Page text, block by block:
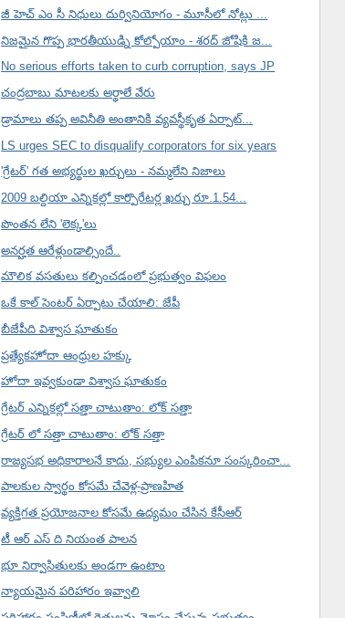
జీ హెచ్ ఎం సీ నిధులు దుర్వినియోగం - మూసీలో నోట్లు ...
నిజమైన గొప్ప భారతీయుడ్ని కోల్పోయాం - శరద్ జోషికి జ...
No serious efforts taken to curb corruption, says JP
చంద్రబాబు మాటలకు అర్థాలే వేరు
డ్రామాలు తప్ప అవినీతి అంతానికి వ్యవస్థీకృత ఏర్పాట్...
LS urges SEC to disqualify corporators for six years
'గ్రేటర్' గత అభ్యర్థుల ఖర్చులు - నమ్మలేని నిజాలు
2009 బల్దియా ఎన్నికల్లో కార్పొరేటర్ల ఖర్చు రూ.1.54...
పొంతన లేని 'లెక్క'లు
అనర్హత ఆరేళ్లుండాల్సిందే..
మౌలిక వసతులు కల్పించడంలో ప్రభుత్వం విఫలం
ఒకే కాల్ సెంటర్ ఏర్పాటు చేయాలి: జేపీ
బీజేపీది విశ్వాస ఘాతుకం
ప్రత్యేకహోదా ఆంధ్రుల హక్కు
హోదా ఇవ్వకుండా విశ్వాస ఘాతుకం
గ్రేటర్ ఎన్నికల్లో సత్తా చాటుతాం: లోక్ సత్తా
గ్రేటర్ లో సత్తా చాటుతాం: లోక్ సత్తా
రాజ్యసభ అధికారాలనే కాదు, సభ్యుల ఎంపికనూ సంస్కరించా...
పాలకుల స్వార్థం కోసమే చేవెళ్ల-ప్రాణహిత
వ్యక్తిగత ప్రయోజనాల కోసమే ఉద్యమం చేసిన కేసీఆర్
టీ ఆర్ ఎస్ ది నియంత పాలన
భూ నిర్వాసితులకు అండగా ఉంటాం
న్యాయమైన పరిహారం ఇవ్వాలి